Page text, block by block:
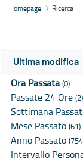
Homepage Ricerca
Ultima modifica
Ora Passata(0)
Passate 24 Ore (2)
Settimana
Mese Passato (61)
Anno Passato
Intervallo